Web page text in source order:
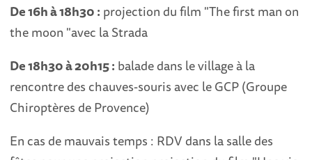
De 16h à 18h30 : projection du film "The first man on
the moon "avec la Strada
De 18h30 à 20h15 : balade dans le village à la
rencontre des chauves-souris avec le GCP (Groupe
Chiroptères de Provence)
En cas de mauvais temps : RDV dans la salle des